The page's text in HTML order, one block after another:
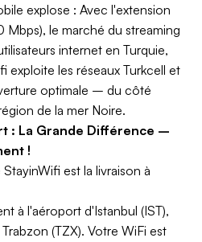
explose : Avec l'extension
Mbps), le marché du streaming
internet en Turquie,
exploite les réseaux Turkcell et
optimale – du côté
de la mer Noire.
: La Grande Différence –
!
est la livraison à
à l'aéroport d'Istanbul (IST),
(TZX). Votre WiFi est